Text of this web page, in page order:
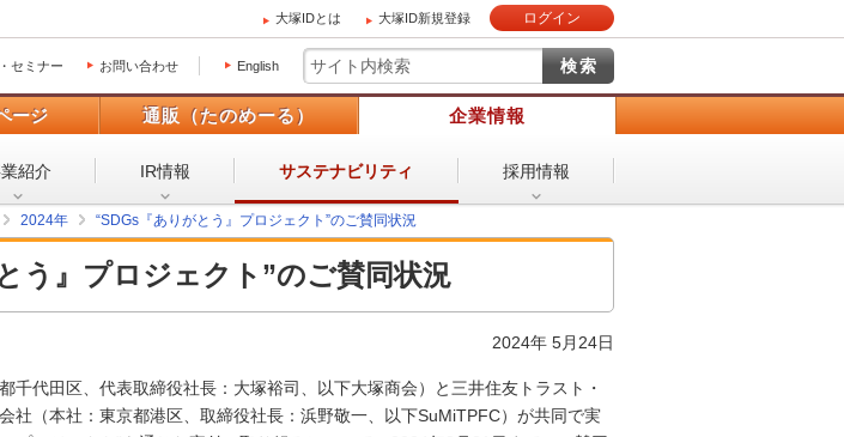
大塚IDとは 大塚ID新規登録 ログイン
セミナー お問い合わせ English
ージ 通販（たのめーる） 企業情報
紹介 IR情報 サステナビリティ 採用情報
2024年 “SDGs『ありがとう』プロジェクト”のご賛同状況
う』プロジェクト”のご賛同状況
2024年 5月24日
千代田区、代表取締役社長：大塚裕司、以下大塚商会）と三井住友トラスト・
社（本社：東京都港区、取締役社長：浜野敬一、以下SuMiTPFC）が共同で実